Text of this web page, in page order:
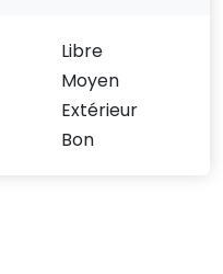
Libre
Moyen
Extérieur
Bon